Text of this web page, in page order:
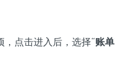
，点击进入后，选择“账单